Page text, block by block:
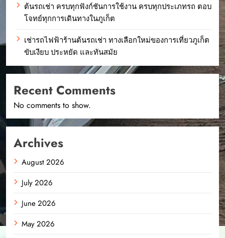
ต้นรถเช่า ครบทุกฟังก์ชันการใช้งาน ครบทุกประเภทรถ ตอบ
โจทย์ทุกการเดินทางในภูเก็ต
เช่ารถไฟฟ้าร้านต้นรถเช่า ทางเลือกใหม่ของการเที่ยวภูเก็ต
ขับเงียบ ประหยัด และทันสมัย
Recent Comments
No comments to show.
Archives
August 2026
July 2026
June 2026
May 2026